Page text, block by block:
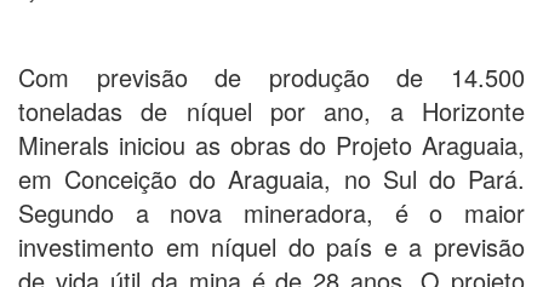
Com previsão de produção de 14.500
toneladas de níquel por ano, a Horizonte
Minerals iniciou as obras do Projeto Araguaia,
em Conceição do Araguaia, no Sul do Pará.
Segundo a nova mineradora, é o maior
investimento em níquel do país e a previsão